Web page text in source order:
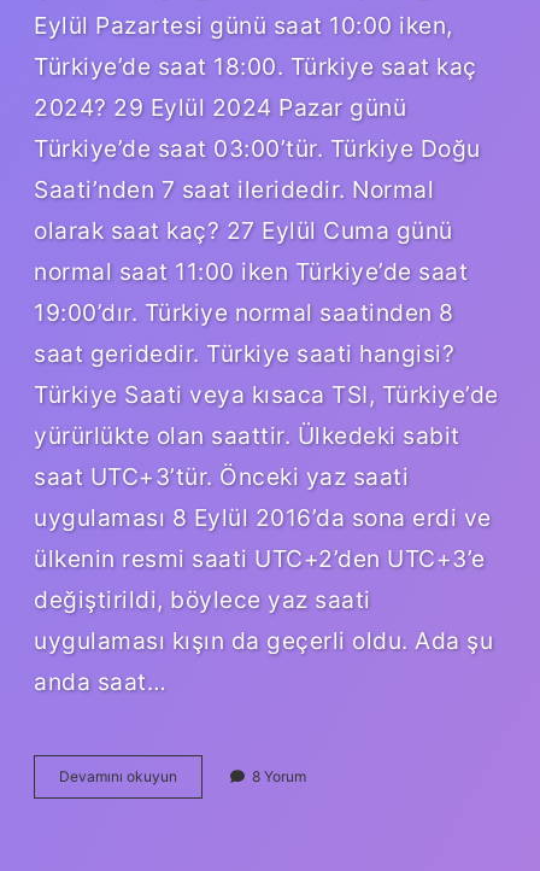
Eylül Pazartesi günü saat 10:00 iken,
Türkiye’de saat 18:00. Türkiye saat kaç
2024? 29 Eylül 2024 Pazar günü
Türkiye’de saat 03:00’tür. Türkiye Doğu
Saati’nden 7 saat ileridedir. Normal
olarak saat kaç? 27 Eylül Cuma günü
normal saat 11:00 iken Türkiye’de saat
19:00’dır. Türkiye normal saatinden 8
saat geridedir. Türkiye saati hangisi?
Türkiye Saati veya kısaca TSI, Türkiye’de
yürürlükte olan saattir. Ülkedeki sabit
saat UTC+3’tür. Önceki yaz saati
uygulaması 8 Eylül 2016’da sona erdi ve
ülkenin resmi saati UTC+2’den UTC+3’e
değiştirildi, böylece yaz saati
uygulaması kışın da geçerli oldu. Ada şu
anda saat…
Devamını okuyun
Anda
8 Yorum